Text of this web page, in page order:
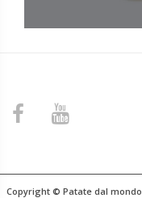
Copyright © Patate dal mondo